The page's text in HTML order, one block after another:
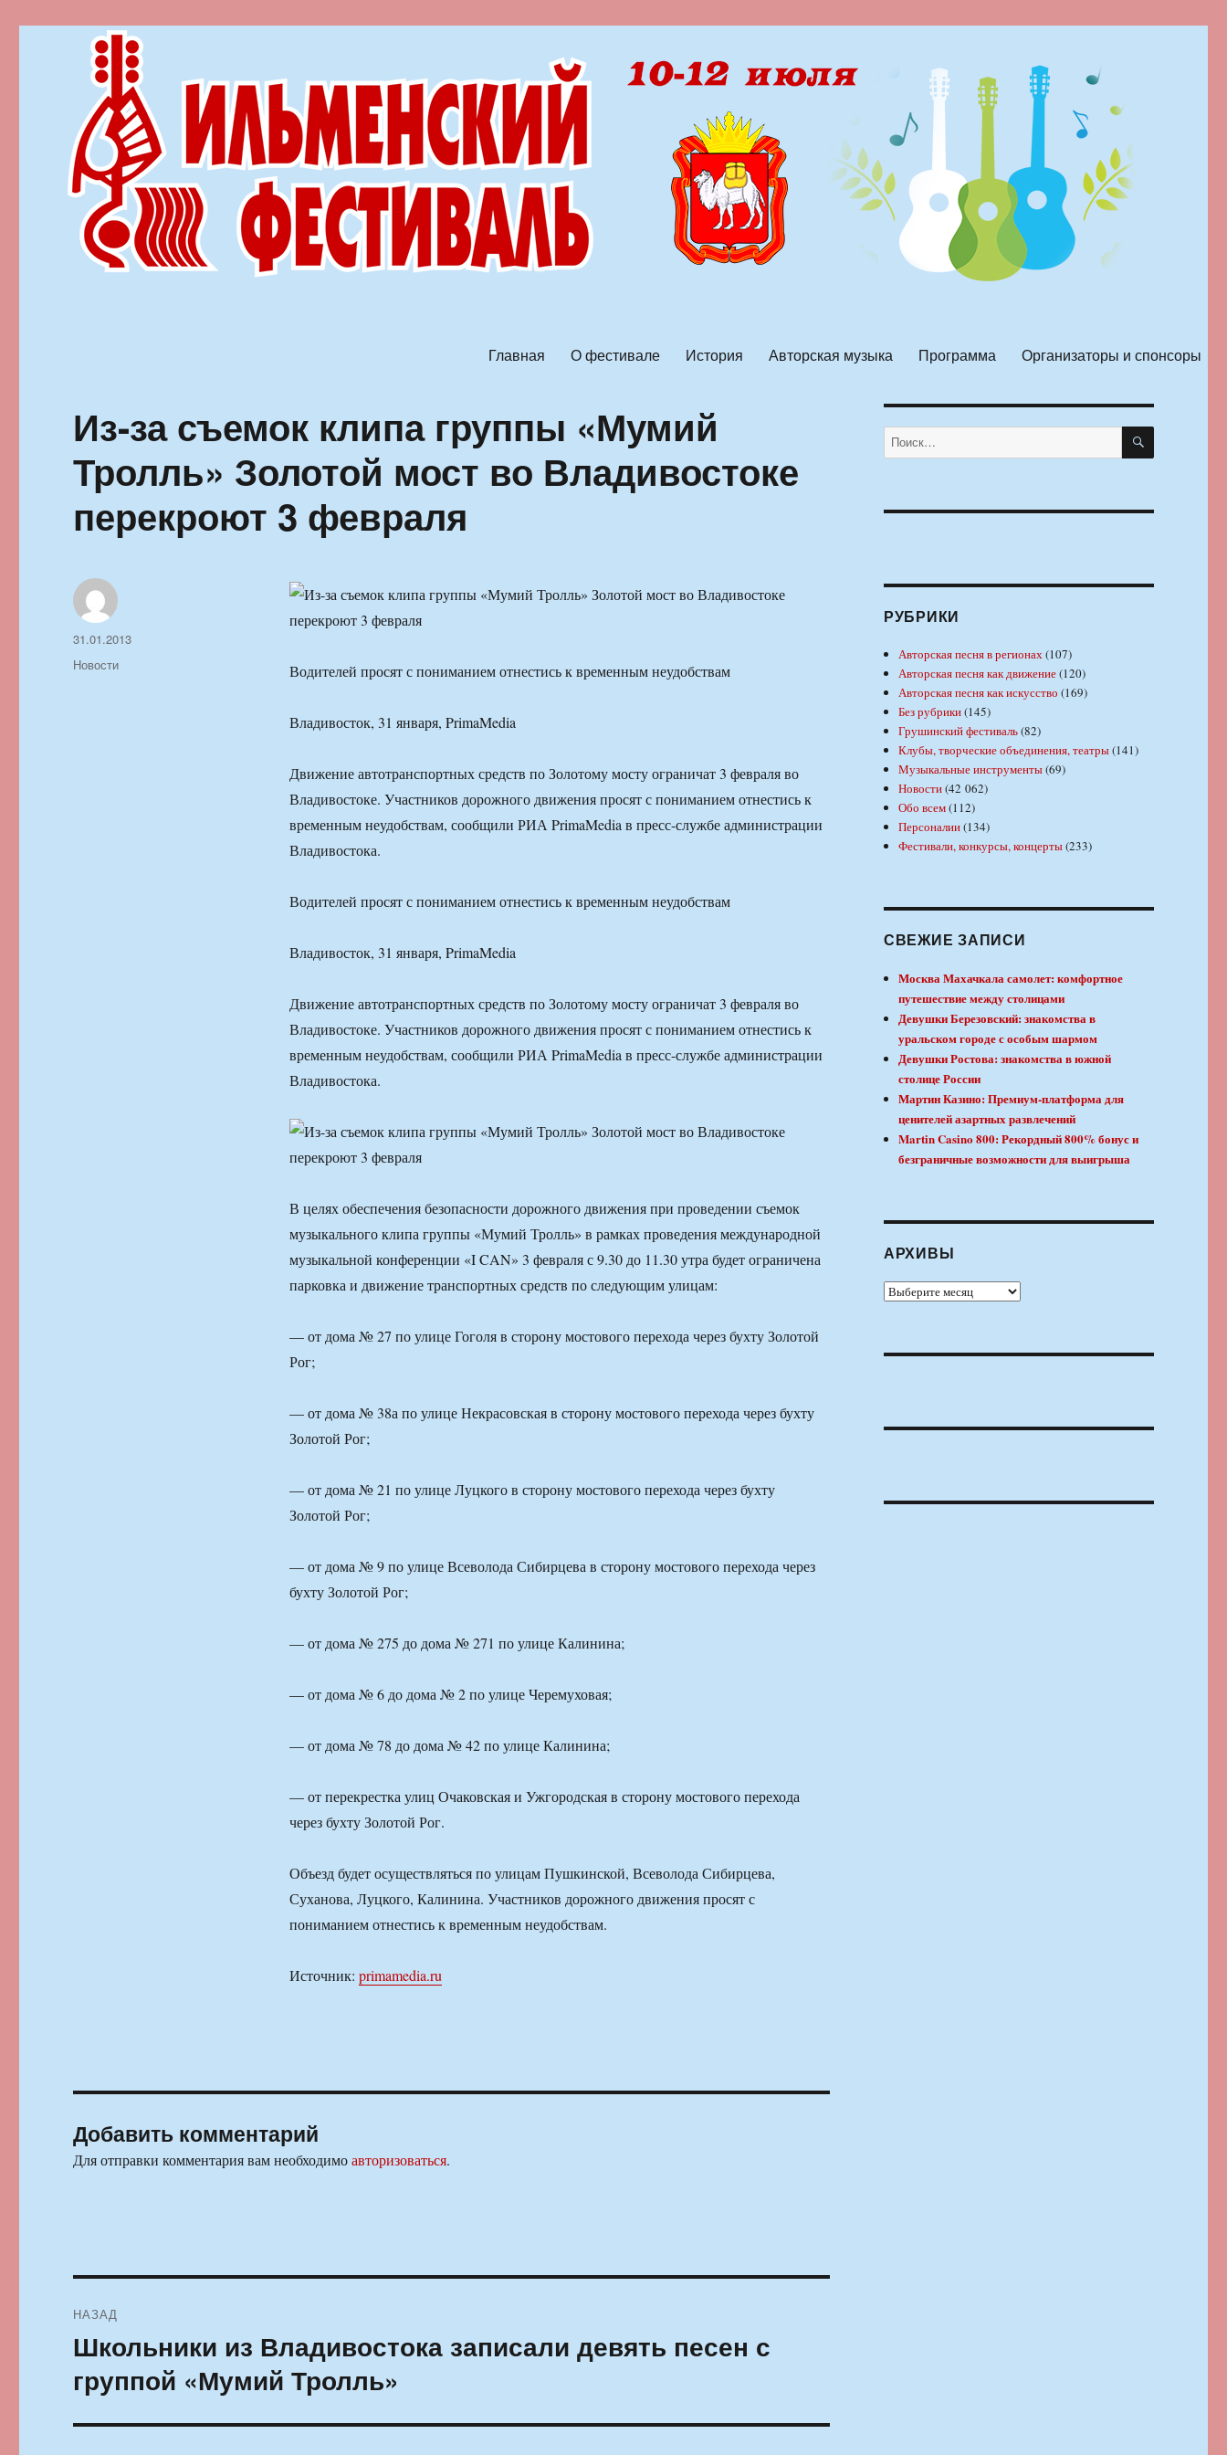
Главная О фестивале История Авторская музыка Программа Организаторы и спонсоры
Из-за съемок клипа группы «Мумий
Тролль» Золотой мост во Владивостоке
перекроют 3 февраля
Водителей просят с пониманием отнестись к временным неудобствам
Владивосток, 31 января, PrimaMedia
Движение автотранспортных средств по Золотому мосту ограничат 3 февраля во
Владивостоке. Участников дорожного движения просят с пониманием отнестись к
временным неудобствам, сообщили РИА PrimaMedia в пресс-службе администрации
Владивостока.
Водителей просят с пониманием отнестись к временным неудобствам
Владивосток, 31 января, PrimaMedia
Движение автотранспортных средств по Золотому мосту ограничат 3 февраля во
Владивостоке. Участников дорожного движения просят с пониманием отнестись к
временным неудобствам, сообщили РИА PrimaMedia в пресс-службе администрации
Владивостока.
В целях обеспечения безопасности дорожного движения при проведении съемок
музыкального клипа группы «Мумий Тролль» в рамках проведения международной
музыкальной конференции «I CAN» 3 февраля с 9.30 до 11.30 утра будет ограничена
парковка и движение транспортных средств по следующим улицам:
— от дома № 27 по улице Гоголя в сторону мостового перехода через бухту Золотой
Рог;
— от дома № 38а по улице Некрасовская в сторону мостового перехода через бухту
Золотой Рог;
— от дома № 21 по улице Луцкого в сторону мостового перехода через бухту
Золотой Рог;
— от дома № 9 по улице Всеволода Сибирцева в сторону мостового перехода через
бухту Золотой Рог;
— от дома № 275 до дома № 271 по улице Калинина;
— от дома № 6 до дома № 2 по улице Черемуховая;
— от дома № 78 до дома № 42 по улице Калинина;
— от перекрестка улиц Очаковская и Ужгородская в сторону мостового перехода
через бухту Золотой Рог.
Объезд будет осуществляться по улицам Пушкинской, Всеволода Сибирцева,
Суханова, Луцкого, Калинина. Участников дорожного движения просят с
пониманием отнестись к временным неудобствам.
Источник: primamedia.ru
Автор
Опубликовано
31.01.2013
Рубрики
Новости
Добавить комментарий
Для отправки комментария вам необходимоавторизоваться.
по
записям
НАЗАД
Предыдущая
Школьники из Владивостока записали девять песен с
группой «Мумий Тролль»
Искать: ПОИСК
РУБРИКИ
Авторская песня в регионах(107)
Авторская песня как движение(120)
Авторская песня как искусство (169)
Без рубрики(145)
Грушинский фестиваль(82)
Клубы, творческие объединения, театры(141)
Музыкальные инструменты(69)
Новости(42 062)
Обо всем(112)
Персоналии(134)
Фестивали, конкурсы, концерты(233)
СВЕЖИЕ ЗАПИСИ
Москва Махачкала самолет: комфортное
путешествие между столицами
Девушки Березовский: знакомства в
уральском городе с особым шармом
Девушки Ростова: знакомства в южной
столице России
Мартин Казино: Премиум-платформа для
ценителей азартных развлечений
Martin Casino 800: Рекордный 800% бонус и
безграничные возможности для выигрыша
АРХИВЫ
Архивы